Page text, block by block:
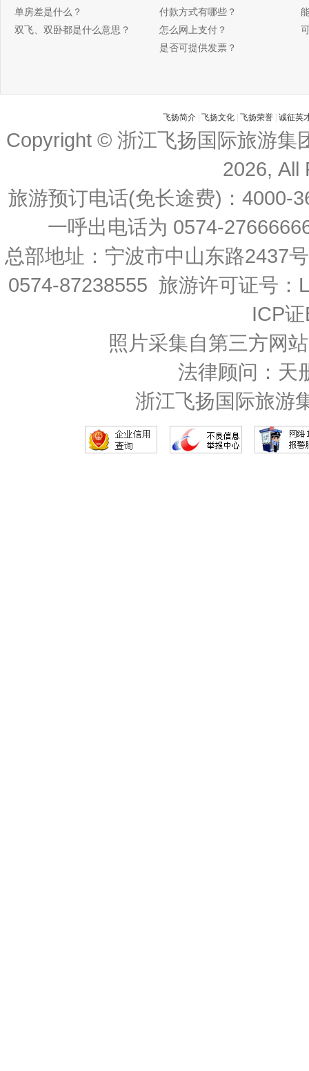
单房差是什么？
双飞、双卧都是什么意思？
付款方式有哪些？
怎么网上支付？
是否可提供发票？
飞扬简介 飞扬文化 飞扬荣誉 诚征英
Copyright © 浙江飞扬国际旅游集
2026, All
旅游预订电话(免长途费)：4000-
一呼出电话为 0574-
总部地址：宁波市中山东路2437
0574-87238555 旅游许可证号
ICP
照片采集自第三方网
法律顾问：天
浙江飞扬国际旅游